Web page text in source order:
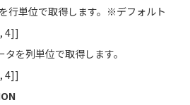
行単位で取得します。※デフォルト
4]]
タを列単位で取得します。
4]]